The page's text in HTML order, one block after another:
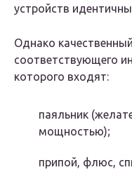
устройств
Однако
соответствующего
которого входят:
паяльник
мощностью);
припой, флюс,